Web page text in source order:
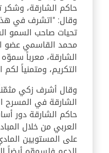
حاكم الشارقة، وشكر
وقال: "اتشرف في
تحيات صاحب السمو
محمد القاسمي عضو
الشارقة، معرباً
التكريم، ومتمنياً لكم
وقال أشرف زكي
الشارقة في المسرح
حاكم الشارقة دور
العربي من خلال
على المستويين